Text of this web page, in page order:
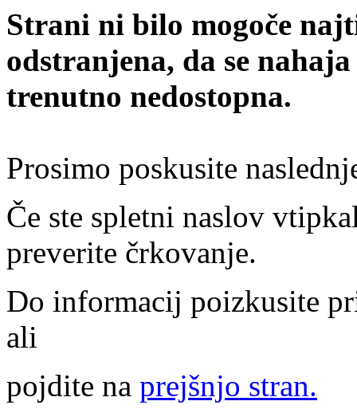
Strani ni bilo mogoče
odstranjena, da se
trenutno nedostopna.
Prosimo poskusite
Če ste spletni naslov
preverite črkovanje.
Do informacij poizkusite
ali
pojdite na prejšnjo stran.